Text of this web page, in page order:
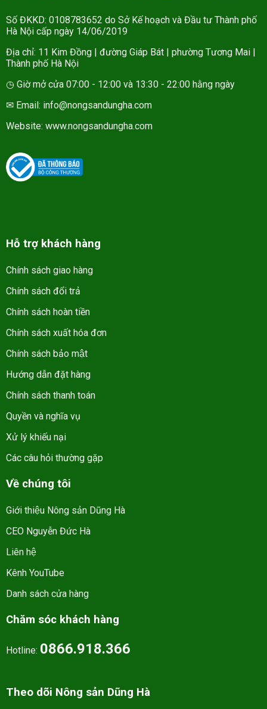
Số ĐKKD: 0108783652 do Sở Kế hoạch và Đầu tư Thành phố
Hà Nội cấp ngày 14/06/2019
Địa chỉ: 11 Kim Đồng | đường Giáp Bát | phường Tương Mai |
Thành phố Hà Nội
◷ Giờ mở cửa 07:00 - 12:00 và 13:30 - 22:00 hằng ngày
✉ Email: info@nongsandungha.com
Website: www.nongsandungha.com
Hỗ trợ khách hàng
Chính sách giao hàng
Chính sách đổi trả
Chính sách hoàn tiền
Chính sách xuất hóa đơn
Chính sách bảo mật
Hướng dẫn đặt hàng
Chính sách thanh toán
Quyền và nghĩa vụ
Xử lý khiếu nại
Các câu hỏi thường gặp
Về chúng tôi
Giới thiệu Nông sản Dũng Hà
CEO Nguyễn Đức Hà
Liên hệ
Kênh YouTube
Danh sách cửa hàng
Chăm sóc khách hàng
Hotline: 0866.918.366
Theo dõi Nông sản Dũng Hà